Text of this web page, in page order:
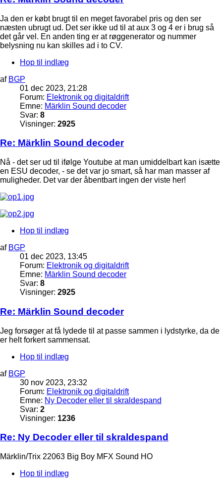
Ja den er købt brugt til en meget favorabel pris og den ser
næsten ubrugt ud. Det ser ikke ud til at aux 3 og 4 er i brug så
det går vel. En anden ting er at røggenerator og nummer
belysning nu kan skilles ad i to CV.
Hop til indlæg
af BGP
01 dec 2023, 21:28
Forum: Elektronik og digitaldrift
Emne: Märklin Sound decoder
Svar: 8
Visninger: 2925
Re: Märklin Sound decoder
Nå - det ser ud til ifølge Youtube at man umiddelbart kan isætte
en ESU decoder, - se det var jo smart, så har man masser af
muligheder. Det var der åbentbart ingen der viste her!
Hop til indlæg
af BGP
01 dec 2023, 13:45
Forum: Elektronik og digitaldrift
Emne: Märklin Sound decoder
Svar: 8
Visninger: 2925
Re: Märklin Sound decoder
Jeg forsøger at få lydede til at passe sammen i lydstyrke, da de
er helt forkert sammensat.
Hop til indlæg
af BGP
30 nov 2023, 23:32
Forum: Elektronik og digitaldrift
Emne: Ny Decoder eller til skraldespand
Svar: 2
Visninger: 1236
Re: Ny Decoder eller til skraldespand
Märklin/Trix 22063 Big Boy MFX Sound HO
Hop til indlæg